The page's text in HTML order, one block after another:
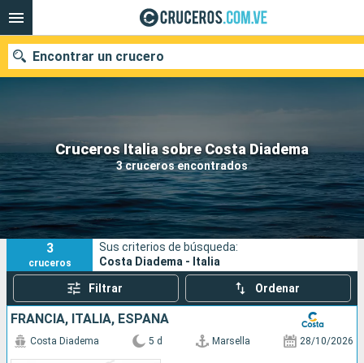
Cruceros Italia sobre Costa Diadema
3 cruceros encontrados
Encontrar un crucero
Nuestros destinos
Fecha de salida
Puertos Compañías
Buscar
3
cruceros
Sus criterios de búsqueda:
Costa Diadema - Italia
Filtrar Ordenar
FRANCIA, ITALIA, ESPAÑA
Costa Diadema 5 d Marsella 28/10/2026